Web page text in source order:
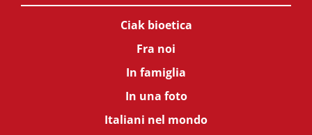
Ciak bioetica
Fra noi
In famiglia
In una foto
Italiani nel mondo